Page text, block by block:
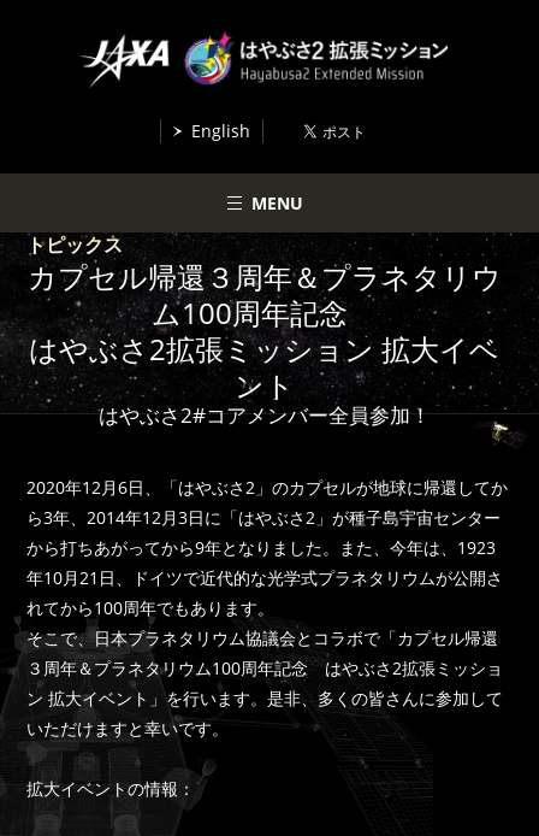
English
MENU
トピックス
カプセル帰還３周年＆プラネタリウ
ム100周年記念
はやぶさ2拡張ミッション 拡大イベ
ント
はやぶさ2#コアメンバー全員参加！
2020年12月6日、「はやぶさ2」のカプセルが地球に帰還してか
ら3年、2014年12月3日に「はやぶさ2」が種子島宇宙センター
から打ちあがってから9年となりました。また、今年は、1923
年10月21日、ドイツで近代的な光学式プラネタリウムが公開さ
れてから100周年でもあります。
そこで、日本プラネタリウム協議会とコラボで「カプセル帰還
３周年＆プラネタリウム100周年記念 はやぶさ2拡張ミッショ
ン 拡大イベント」を行います。是非、多くの皆さんに参加して
いただけますと幸いです。
拡大イベントの情報：